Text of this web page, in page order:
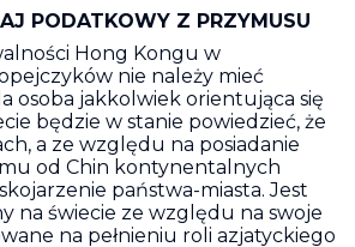
PODATKOWY Z PRZYMUSU
Hong Kongu w
nie należy mieć
osoba jakkolwiek orientująca się
będzie w stanie powiedzieć, że
a ze względu na posiadanie
od Chin kontynentalnych
państwa-miasta. Jest
na świecie ze względu na swoje
na pełnieniu roli azjatyckiego